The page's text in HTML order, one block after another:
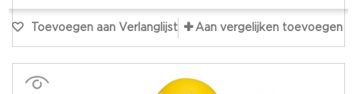
Toevoegen aan Verlanglijst Aan vergelijken toevoegen